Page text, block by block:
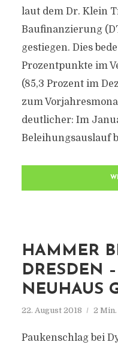
laut dem Dr. Klein
Baufinanzierung
gestiegen. Dies
Prozentpunkte im
(85,3 Prozent im
zum
deutlicher: Im
Beleihungsauslauf
HAMMER
DRESDEN
NEUHAUS
22. August 2018 2
Paukenschlag bei